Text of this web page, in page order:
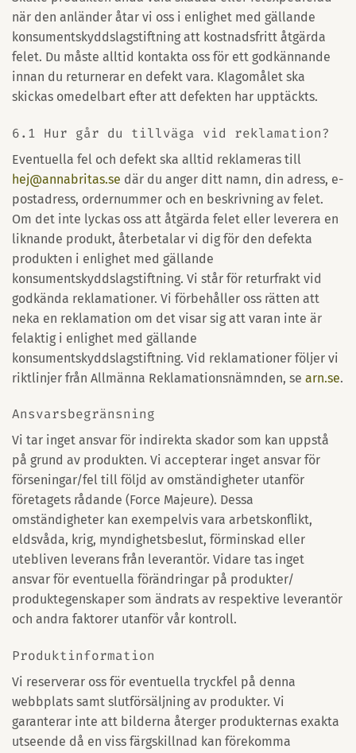
när den anländer åtar vi oss i enlighet med gällande
konsumentskyddslagstiftning att kostnadsfritt åtgärda
felet. Du måste alltid kontakta oss för ett godkännande
innan du returnerar en defekt vara. Klagomålet ska
skickas omedelbart efter att defekten har upptäckts.
6.1 Hur går du tillväga vid reklamation?
Eventuella fel och defekt ska alltid reklameras till
hej@annabritas.se där du anger ditt namn, din adress, e-
postadress, ordernummer och en beskrivning av felet.
Om det inte lyckas oss att åtgärda felet eller leverera en
liknande produkt, återbetalar vi dig för den defekta
produkten i enlighet med gällande
konsumentskyddslagstiftning. Vi står för returfrakt vid
godkända reklamationer. Vi förbehåller oss rätten att
neka en reklamation om det visar sig att varan inte är
felaktig i enlighet med gällande
konsumentskyddslagstiftning. Vid reklamationer följer vi
riktlinjer från Allmänna Reklamationsnämnden, se arn.se.
Ansvarsbegränsning
Vi tar inget ansvar för indirekta skador som kan uppstå
på grund av produkten. Vi accepterar inget ansvar för
förseningar/fel till följd av omständigheter utanför
företagets rådande (Force Majeure). Dessa
omständigheter kan exempelvis vara arbetskonflikt,
eldsvåda, krig, myndighetsbeslut, förminskad eller
utebliven leverans från leverantör. Vidare tas inget
ansvar för eventuella förändringar på produkter/
produktegenskaper som ändrats av respektive leverantör
och andra faktorer utanför vår kontroll.
Produktinformation
Vi reserverar oss för eventuella tryckfel på denna
webbplats samt slutförsäljning av produkter. Vi
garanterar inte att bilderna återger produkternas exakta
utseende då en viss färgskillnad kan förekomma